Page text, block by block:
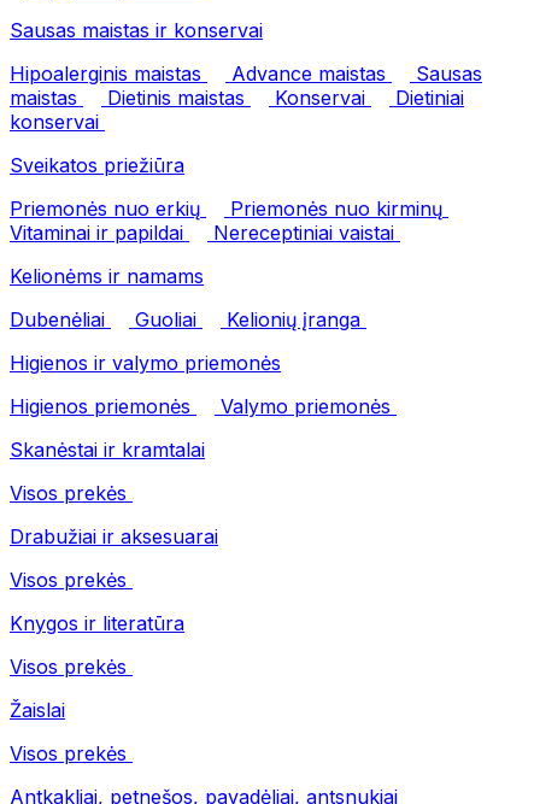
Sausas maistas ir konservai
Hipoalerginis maistas
Advance maistas
Sausas
maistas
Dietinis maistas Konservai
Dietiniai
konservai
Sveikatos priežiūra
Priemonės nuo erkių
Priemonės nuo kirminų
Vitaminai ir papildai
Nereceptiniai vaistai
Kelionėms ir namams
Dubenėliai
Guoliai
Kelionių įranga
Higienos ir valymo priemonės
Higienos priemonės
Valymo priemonės
Skanėstai ir kramtalai
Visos prekės
Drabužiai ir aksesuarai
Visos prekės
Knygos ir literatūra
Visos prekės
Žaislai
Visos prekės
Antkakliai, petnešos, pavadėliai, antsnukiai